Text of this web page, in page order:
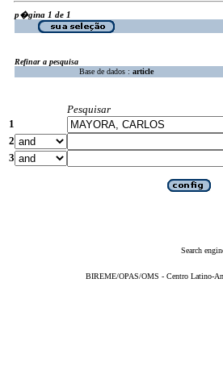
p�gina 1 de 1
Refinar a pesquisa
Base de dados : article
Pesquisar
1
2
3
Search
BIREME/OPAS/OMS - Centro Latino-